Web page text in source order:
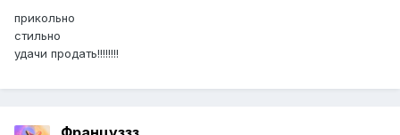
прикольно
стильно
удачи продать!!!!!!!!